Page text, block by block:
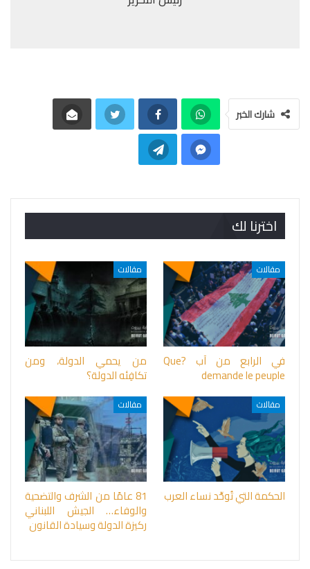
شارك الخبر
اخترنا لك
مقالات
في الرابع من آب ?Que
demande le peuple
مقالات
من يحمي الدولة، ومن
تكافِئه الدولة؟
مقالات
الحكمة التي تُوحِّد نساء العرب
مقالات
81 عامًا من الشرف والتضحية
والوفاء… الجيش اللبناني
ركيزة الدولة وسيادة القانون